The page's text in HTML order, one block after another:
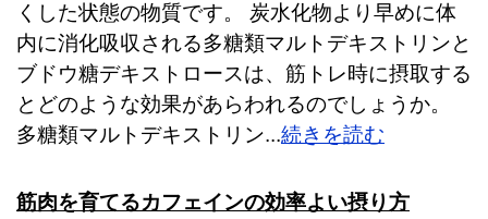
くした状態の物質です。 炭水化物より早めに体
内に消化吸収される多糖類マルトデキストリンと
ブドウ糖デキストロースは、筋トレ時に摂取する
とどのような効果があらわれるのでしょうか。
多糖類マルトデキストリン...続きを読む
筋肉を育てるカフェインの効率よい摂り方